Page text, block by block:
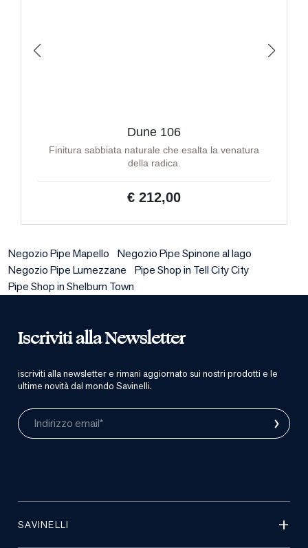
Dune 106
Finitura sabbiata naturale che esalta la venatura
della radica.
€ 212,00
Negozio Pipe Mapello
Negozio Pipe Spinone al lago
Negozio Pipe Lumezzane
Pipe Shop in Tell City City
Pipe Shop in Shelburn Town
Iscriviti alla Newsletter
iscriviti alla newsletter e rimani aggiornato sui nostri prodotti e le
ultime novità dal mondo Savinelli.
Indirizzo email* ›
SAVINELLI